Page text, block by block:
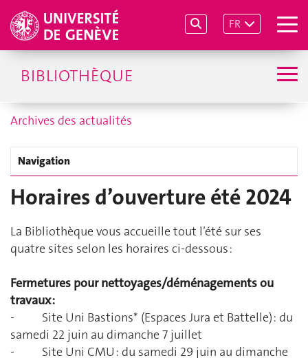
FR
BIBLIOTHÈQUE
Archives des actualités
Navigation
Horaires d’ouverture été 2024
La Bibliothèque vous accueille tout l’été sur ses
quatre sites selon les horaires ci-dessous :
Fermetures pour nettoyages/déménagements ou
travaux :
- Site Uni Bastions* (Espaces Jura et Battelle) : du
samedi 22 juin au dimanche 7 juillet
- Site Uni CMU : du samedi 29 juin au dimanche